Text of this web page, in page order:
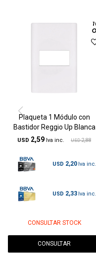
Plaqueta 1 Módulo con
Bastidor Reggio Up Blanca
USD 2,59 USD 2,88
USD 2,20
USD 2,33
CONSULTAR STOCK
CONSULTAR